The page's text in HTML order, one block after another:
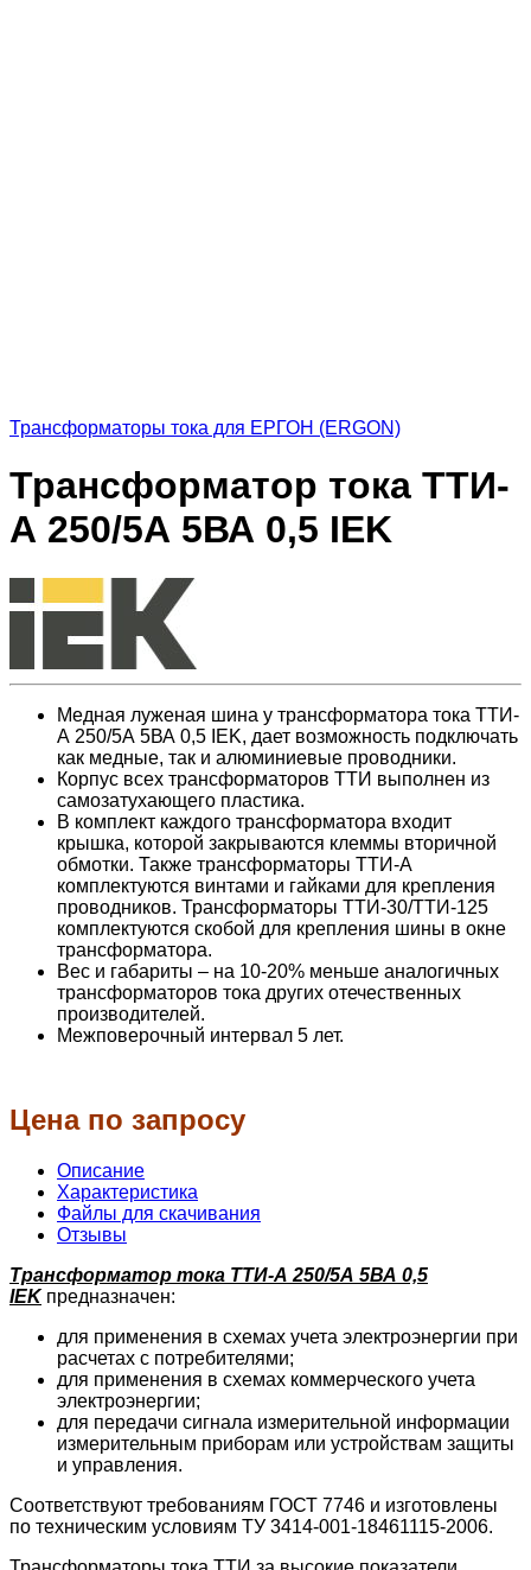
Трансформаторы тока для ЕРГОН (ERGON)
Трансформатор тока ТТИ-
А 250/5А 5ВА 0,5 IEK
Медная луженая шина у трансформатора тока ТТИ-
А 250/5А 5ВА 0,5 IEK, дает возможность подключать
как медные, так и алюминиевые проводники.
Корпус всех трансформаторов ТТИ выполнен из
самозатухающего пластика.
В комплект каждого трансформатора входит
крышка, которой закрываются клеммы вторичной
обмотки. Также трансформаторы ТТИ-А
комплектуются винтами и гайками для крепления
проводников. Трансформаторы ТТИ-30/ТТИ-125
комплектуются скобой для крепления шины в окне
трансформатора.
Вес и габариты – на 10-20% меньше аналогичных
трансформаторов тока других отечественных
производителей.
Межповерочный интервал 5 лет.
Цена по запросу
Описание
Характеристика
Файлы для скачивания
Отзывы
Трансформатор тока ТТИ-А 250/5А 5ВА 0,5
IEKпредназначен:
для применения в схемах учета электроэнергии при
расчетах с потребителями;
для применения в схемах коммерческого учета
электроэнергии;
для передачи сигнала измерительной информации
измерительным приборам или устройствам защиты
и управления.
Соответствуют требованиям ГОСТ 7746 и изготовлены
по техническим условиям ТУ 3414-001-18461115-2006.